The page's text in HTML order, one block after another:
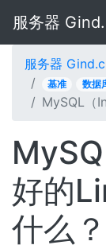
服务器
服务器
基准 数据
MySQL（
好的
什么？